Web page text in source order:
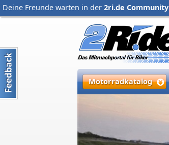
Deine Freunde warten in der 2ri.de Community
Motorradkatalog